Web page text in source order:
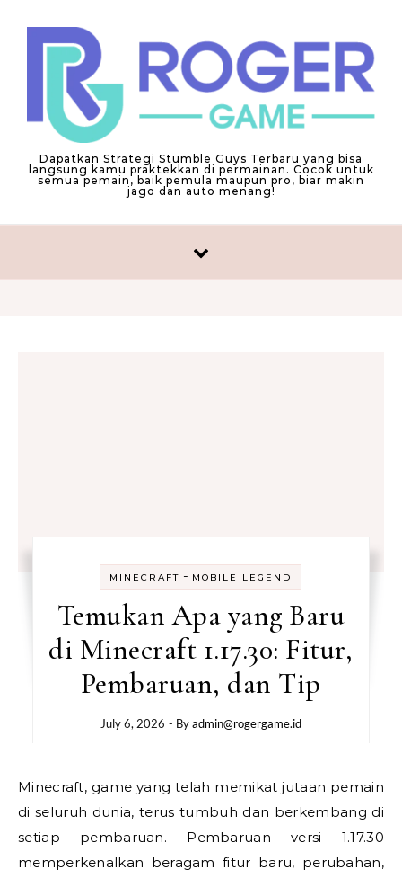
Dapatkan Strategi Stumble Guys Terbaru yang bisa
langsung kamu praktekkan di permainan. Cocok untuk
semua pemain, baik pemula maupun pro, biar makin
jago dan auto menang!
MINECRAFT - MOBILE LEGEND
Temukan Apa yang Baru
di Minecraft 1.17.30: Fitur,
Pembaruan, dan Tip
July 6, 2026 - Byadmin@rogergame.id
Minecraft, game yang telah memikat jutaan pemain
di seluruh dunia, terus tumbuh dan berkembang di
setiap pembaruan. Pembaruan versi 1.17.30
memperkenalkan beragam fitur baru, perubahan,